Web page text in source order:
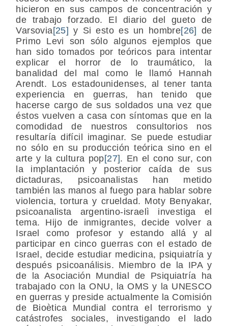
hicieron en sus campos de concentración y
de trabajo forzado. El diario del gueto de
Varsovia[25] y Si esto es un hombre[26] de
Primo Levi son sólo algunos ejemplos que
han sido tomados por teóricos para intentar
explicar el horror de lo traumático, la
banalidad del mal como le llamó Hannah
Arendt. Los estadounidenses, al tener tanta
experiencia en guerras, han tenido que
hacerse cargo de sus soldados una vez que
éstos vuelven a casa con síntomas que en la
comodidad de nuestros consultorios nos
resultaría difícil imaginar. Se puede estudiar
no sólo en su producción teórica sino en el
arte y la cultura pop[27]. En el cono sur, con
la implantación y posterior caída de sus
dictaduras, psicoanalistas han metido
también las manos al fuego para hablar sobre
violencia, tortura y crueldad. Moty Benyakar,
psicoanalista argentino-israelì investiga el
tema. Hijo de inmigrantes, decide volver a
Israel como profesor y estando allá y al
participar en cinco guerras con el estado de
Israel, decide estudiar medicina, psiquiatría y
después psicoanálisis. Miembro de la IPA y
de la Asociación Mundial de Psiquiatría ha
trabajado con la ONU, la OMS y la UNESCO
en guerras y preside actualmente la Comisión
de Bioètica Mundial contra el terrorismo y
catástrofes sociales, investigando el lado